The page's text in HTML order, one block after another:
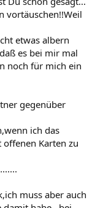
vortäuschen!!Weil
etwas albern
es bei mir mal
noch für mich ein
gegenüber
ich das
Karten zu
muss aber auch